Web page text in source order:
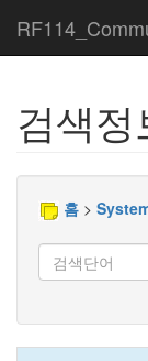
검색정
홈 >